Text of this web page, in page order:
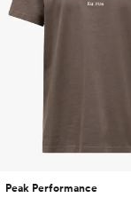
Peak Performance